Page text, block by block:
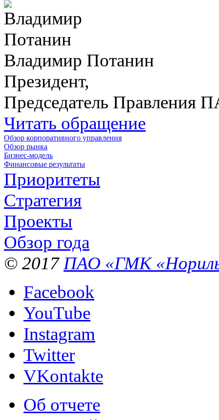
Владимир Потанин
Президент,
Председатель Правления
Читать обращение
Обзор корпоративного управления
Обзор рынка
Бизнес-модель
Финансовые результаты
Приоритеты
Стратегия
Проекты
Обзор года
© 2017 ПАО «ГМК
Facebook
YouTube
Instagram
Twitter
VKontakte
Об отчете